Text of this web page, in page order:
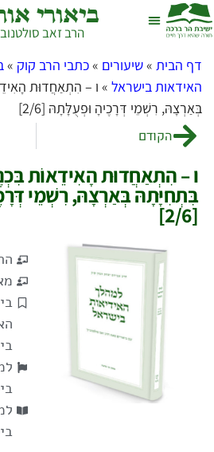
ביאורי
הרב זאב סולטנוביץ'
דף הבית» שיעורים» כתבי הרב קוק»
האידאות בישראל» ו – הִתְאַחֲדוּת
בְּאַרְצָהּ, רִשְׁמֵי דְּרָכֶיהָ וּפְעֻלָּתָהּ [2/6]
הקודם
ו – הִתְאַחֲדוּת הָאִידֵאוֹת
בִּתְחִיָּתָהּ בְּאַרְצָהּ, רִשְׁמֵי